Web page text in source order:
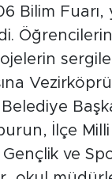
Bilim Fuarı,
İlçe
Gençlik ve